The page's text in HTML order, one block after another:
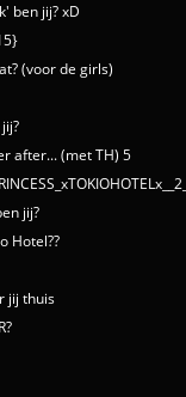
ben jij? xD
(voor de girls)
after... (met TH) 5
jij?
Hotel??
jij thuis